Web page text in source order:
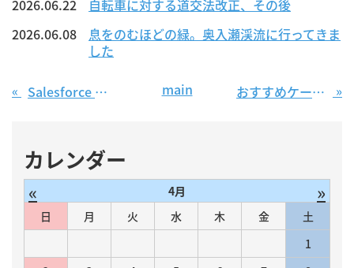
2026.06.22
自転車に対する道交法改正、その後
2026.06.08
息をのむほどの緑。奥入瀬渓流に行ってきま
した
« Salesforce の Chatter の機能 〜Chatterの下書き機能とタスクリストへの変換〜 main おすすめケーキレシピ »
カレンダー
« 4月 »
日 月 火 水 木 金
土
1